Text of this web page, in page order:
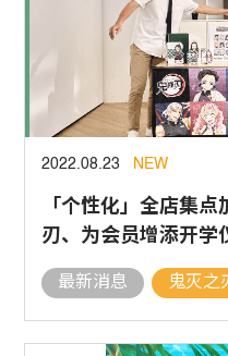
2022.08.23 NEW
「个性化」全店集
刃、为会员增添开学
最新消息 鬼灭之